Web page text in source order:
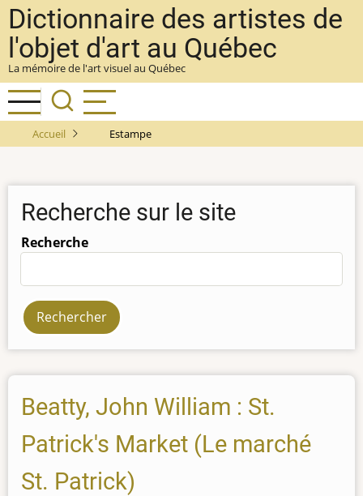
Aller
au
contenu
principal
Dictionnaire des artistes de
l'objet d'art au Québec
La mémoire de l'art visuel au Québec
Accueil Estampe
Recherche sur le site
Recherche
Beatty, John William : St.
Patrick's Market (Le marché
St. Patrick)